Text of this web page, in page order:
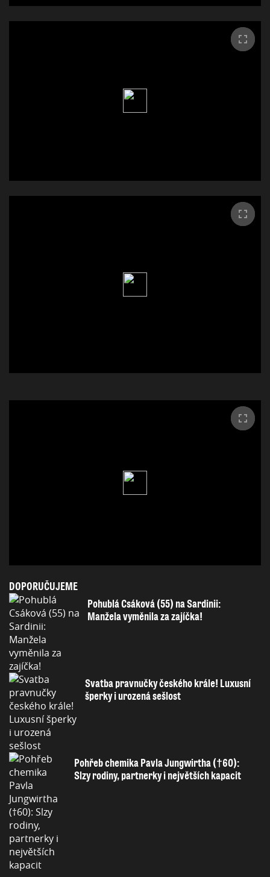
DOPORUČUJEME
Pohublá Csáková (55) na Sardinii:
Manžela vyměnila za zajíčka!
Svatba pravnučky českého krále! Luxusní
šperky i urozená sešlost
Pohřeb chemika Pavla Jungwirtha (†60):
Slzy rodiny, partnerky i největších kapacit